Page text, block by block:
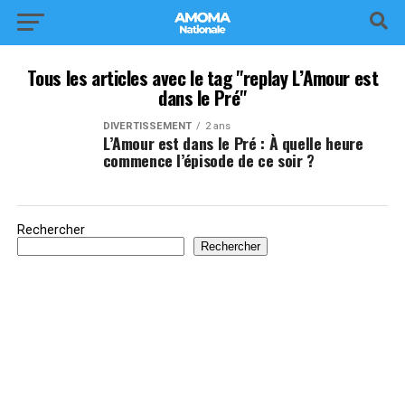
Tous les articles avec le tag "replay L’Amour est
dans le Pré"
DIVERTISSEMENT 2 ans
L’Amour est dans le Pré : À quelle heure
commence l’épisode de ce soir ?
Rechercher
Rechercher